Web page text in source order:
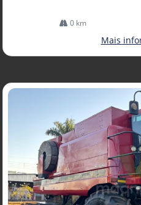
0 km
Mais